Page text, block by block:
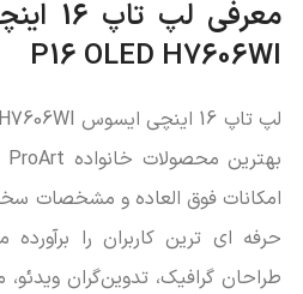
معرفی لپ تاپ 16 اینچی ایسوس
P16 OLED H7606WI
امکانات فوق ‌العاده و مشخصات
حرفه ‌ای ‌ترین کاربران را
طراحان گرافیک، تدوین‌گران